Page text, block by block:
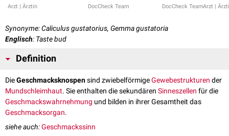
Arzt | Ärztin DocCheck Team DocCheck TeamArzt |
Synonyme: Caliculus gustatorius, Gemma gustatoria
Englisch: Taste bud
Definition
DieGeschmacksknospensind zwiebelförmigeGewebestrukturen der
Mundschleimhaut. Sie enthalten die sekundären Sinneszellen für die
Geschmackswahrnehmung und bilden in ihrer Gesamtheit das
Geschmacksorgan.
siehe auch:Geschmackssinn